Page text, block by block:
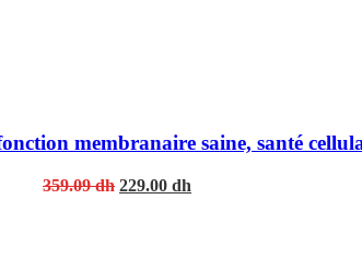
membranaire saine, santé
359.09dh Original
229.00 dh